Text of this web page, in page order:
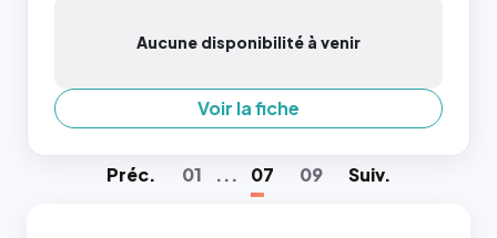
Aucune disponibilité à venir
Voir la fiche
Préc. 01 ... 07 09 Suiv.